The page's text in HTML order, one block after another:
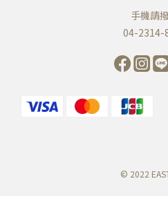
手機請
04-2314-
© 2022